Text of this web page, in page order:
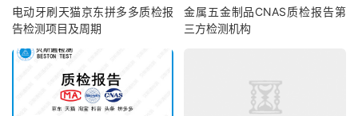
电动牙刷天猫京东拼多多质检报
告检测项目及周期
金属五金制品CNAS质检报告第
三方检测机构